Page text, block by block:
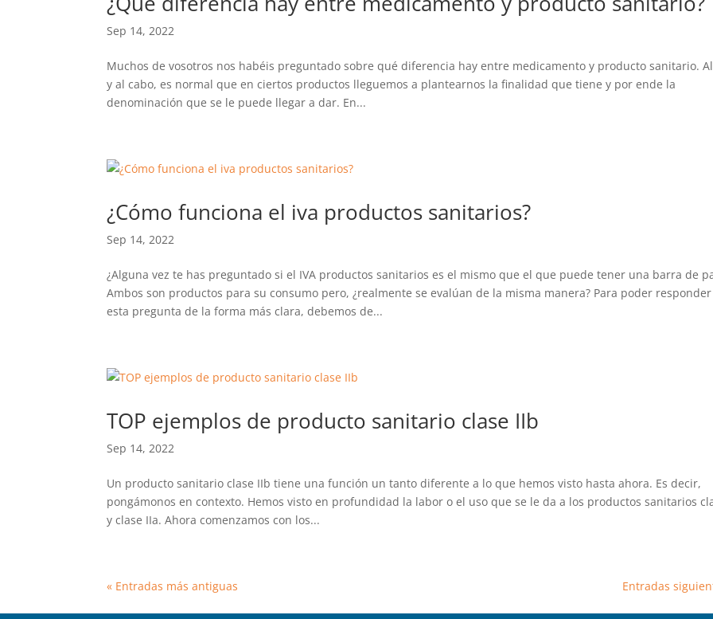
Sep 14, 2022
Muchos de vosotros nos habéis preguntado sobre qué diferencia hay entre medicamento y producto sanitario.
y al cabo, es normal que en ciertos productos lleguemos a plantearnos la finalidad que tiene y por ende la
denominación que se le puede llegar a dar. En...
¿Cómo funciona el iva productos sanitarios?
Sep 14, 2022
¿Alguna vez te has preguntado si el IVA productos sanitarios es el mismo que el que puede tener una barra de
Ambos son productos para su consumo pero, ¿realmente se evalúan de la misma manera? Para poder
esta pregunta de la forma más clara, debemos de...
TOP ejemplos de producto sanitario clase IIb
Sep 14, 2022
Un producto sanitario clase IIb tiene una función un tanto diferente a lo que hemos visto hasta ahora. Es decir,
pongámonos en contexto. Hemos visto en profundidad la labor o el uso que se le da a los productos sanitarios
y clase IIa. Ahora comenzamos con los...
« Entradas más antiguas Entradas